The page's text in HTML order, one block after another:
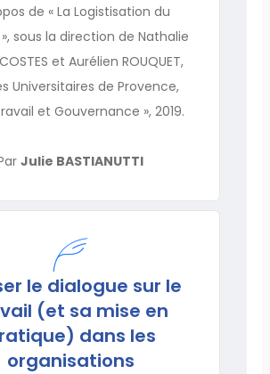
de « La Logistisation du
sous la direction de Nathalie
et Aurélien ROUQUET,
Universitaires de Provence,
et Gouvernance », 2019.
Julie BASTIANUTTI
le dialogue sur le
(et sa mise en
dans les
organisations